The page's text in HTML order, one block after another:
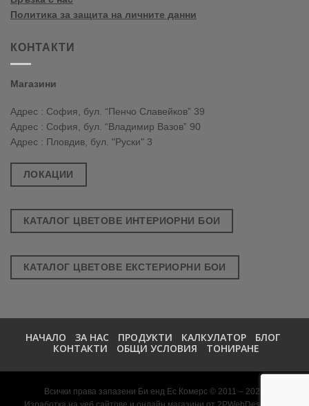
Политика за защита на личните данни
КОНТАКТИ
Магазини
Адрес : София, бул. “Пенчо Славейков” 39
Адрес : София, бул. “Владимир Вазов” 90
Адрес : Пловдив, бул. "Руски" 3
ЛОКАЦИИ
КАТАЛОГ ЦВЕТОВЕ ИНТЕРИОРНИ БОИ
КАТАЛОГ ЦВЕТОВЕ ЕКСТЕРИОРНИ БОИ
НАЧАЛО ЗА НАС ПРОДУКТИ КАЛКУЛАТОР
БЛОГ
КОНТАКТИ
ОБЩИ УСЛОВИЯ ТОНИРАНЕ
Всички права запазени Би енд Ес Комерс © 2011 – 2026